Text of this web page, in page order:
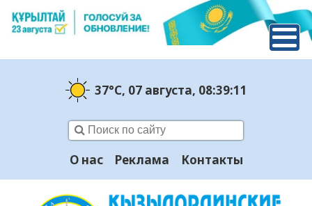
37°C, 07 августа, 08:39:11
О нас Реклама Контакты